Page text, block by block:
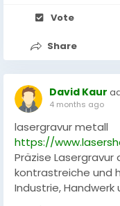
Vote
Share
David Kaur
4 months ago
lasergravur metall
https://
Präzise
kontrastreiche und
Industrie, Handwerk
moderner